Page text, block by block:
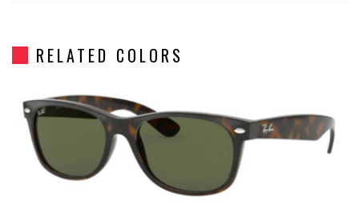
Gender Unisex
Material
Color BLACK
Lens Color POLARIZED GREEN
RELATED COLORS